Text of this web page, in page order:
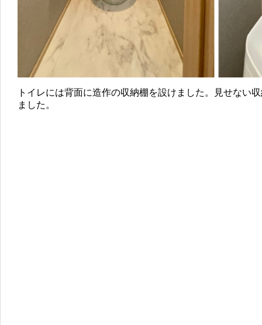
トイレには背面に造作の収納棚を設けました。見せない
ました。